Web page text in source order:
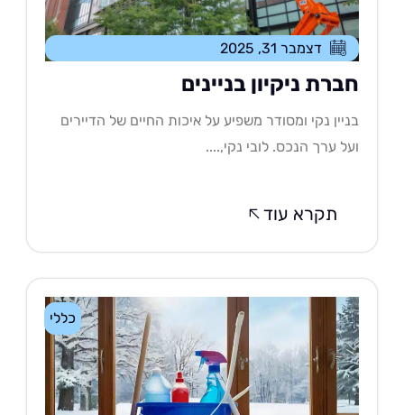
דצמבר 31, 2025
ניקיון בניינים
נקי ומסודר משפיע על איכות החיים של הדיירים
ערך הנכס. לובי נקי,....
תקרא עוד
כללי